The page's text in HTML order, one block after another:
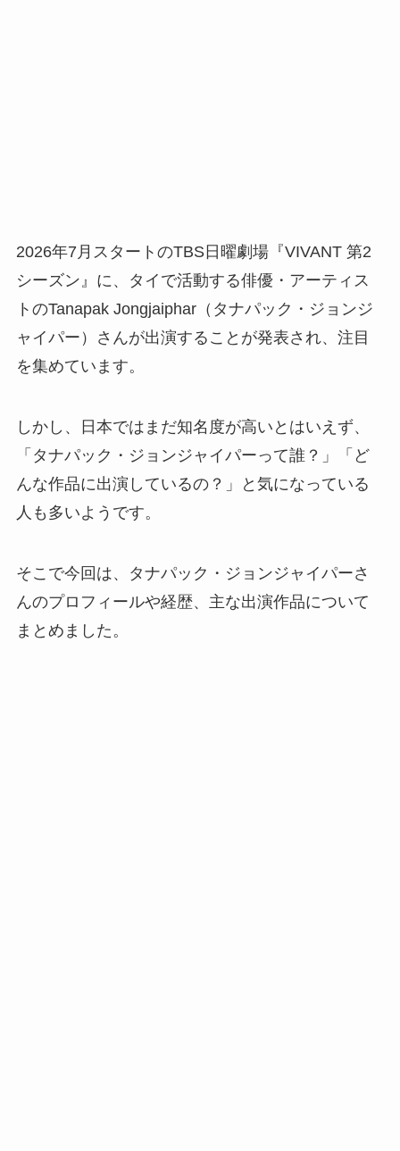
2026年7月スタートのTBS日曜劇場『VIVANT 第2
シーズン』に、タイで活動する俳優・アーティス
トのTanapak Jongjaiphar（タナパック・ジョンジ
ャイパー）さんが出演することが発表され、注目
を集めています。
しかし、日本ではまだ知名度が高いとはいえず、
「タナパック・ジョンジャイパーって誰？」「ど
んな作品に出演しているの？」と気になっている
人も多いようです。
そこで今回は、タナパック・ジョンジャイパーさ
んのプロフィールや経歴、主な出演作品について
まとめました。